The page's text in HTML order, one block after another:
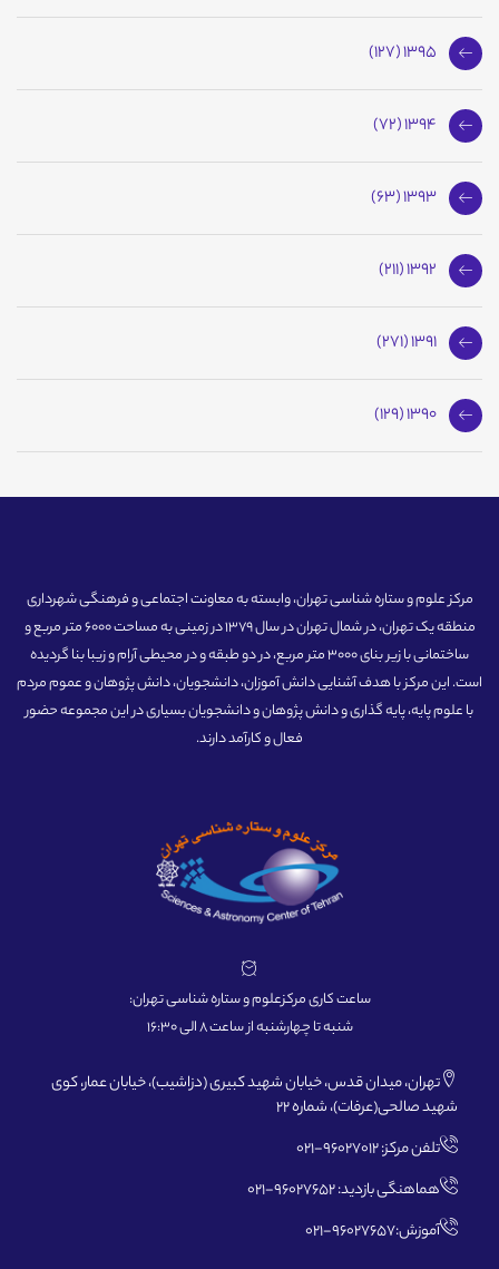
1395 (127)
1394 (72)
1393 (63)
1392 (211)
1391 (271)
1390 (129)
مرکز علوم و ستاره شناسی تهران، وابسته به معاونت اجتماعی و فرهنگی شهرداری
منطقه یک تهران، در شمال تهران در سال 1379 در زمینی به مساحت 6000 متر مربع و
ساختمانی با زیر بنای 3000 متر مربع، در دو طبقه و در محیطی آرام و زیبا بنا گردیده
است. این مرکز با هدف آشنایی دانش آموزان، دانشجویان، دانش پژوهان و عموم مردم
با علوم پایه، پایه گذاری و دانش پژوهان و دانشجویان بسیاری در این مجموعه حضور
فعال و کارآمد دارند.
ساعت کاری مرکزعلوم و ستاره شناسی تهران:
شنبه تا چهارشنبه از ساعت 8 الی 16:30
تهران، میدان قدس، خیابان شهید کبیری (دزاشیب)، خیابان عمار، کوی
شهید صالحی(عرفات)، شماره 22
تلفن مرکز: 96027012-021
هماهنگی بازدید: 96027652-021
آموزش:96027657-021